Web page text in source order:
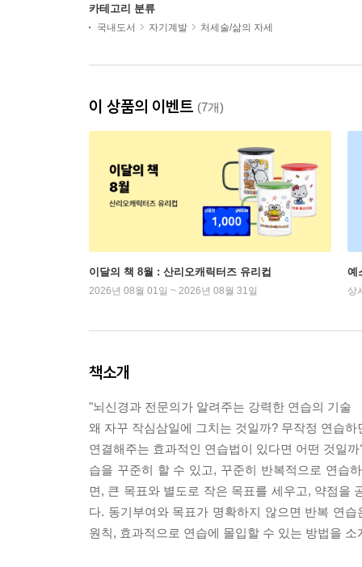
카테고리 분류
국내도서 자기계발 처세술/삶의 자세
이 상품의 이벤트 (7개)
이달의 책 8월 : 산리오캐릭터즈 유리컵
2026년 08월 01일 ~ 2026년 08월 31일
예
상
책소개
"뇌신경과 전문의가 알려주는 강력한 연습의 기술
왜 자꾸 작심삼일에 그치는 것일까? 무작정 연습
연결해주는 효과적인 연습법이 있다면 어떤 것일
습을 꾸준히 할 수 있고, 꾸준히 반복적으로 연습
면, 큰 목표와 별도로 작은 목표를 세우고, 약점을
다. 동기부여와 목표가 명확하지 않으면 반복 연
원칙, 효과적으로 연습에 몰입할 수 있는 방법을 소